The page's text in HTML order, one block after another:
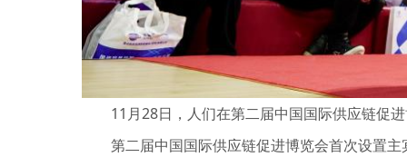
11月28日，人们在第二届中国国际供应链促进
第二届中国国际供应链促进博览会首次设置主